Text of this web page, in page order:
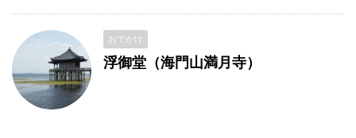
おでかけ
浮御堂（海門山満月寺）